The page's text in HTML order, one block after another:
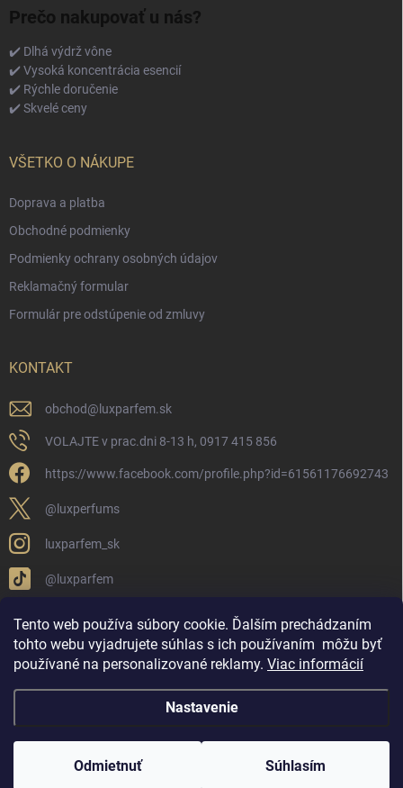
Tento web používa súbory cookie. Ďalším prechádzaním
tohto webu vyjadrujete súhlas s ich používaním môžu byť
používané na personalizované reklamy. Viac informácií
Nastavenie
Odmietnuť Súhlasím
Prečo nakupovať u nás?
✔️ Dlhá výdrž vône
✔️ Vysoká koncentrácia esencií
✔️ Rýchle doručenie
✔️ Skvelé ceny
VŠETKO O NÁKUPE
Doprava a platba
Obchodné podmienky
Podmienky ochrany osobných údajov
Reklamačný formular
Formulár pre odstúpenie od zmluvy
KONTAKT
obchod@ luxparfem.sk
VOLAJTE v prac.dni 8-13 h, 0917 415 856
https://www.facebook.com/profile.php?id=61561176692743
@luxperfums
luxparfem_sk
@luxparfem
LUX PARFÉM NOVÁKY
Lux Parfém Skupina na FB
Lux Parfum - Česká Republika
Lux Parfumok - Hungary
Copyright 2026LUX PARFÉM. Všetky práva vyhradené.Upraviť nastavenie